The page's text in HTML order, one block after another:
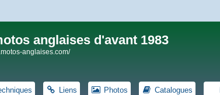
anglaises d'avant 1983
anglaises.com/
Liens Photos Catalogues